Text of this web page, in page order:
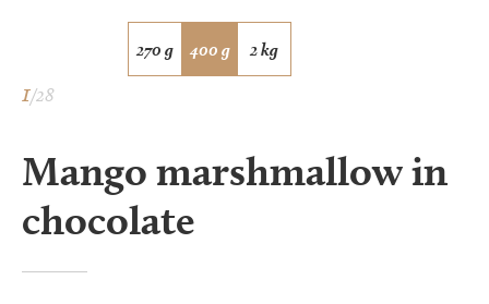
270 g 400 g 2 kg
1/28
Mango marshmallow in
chocolate